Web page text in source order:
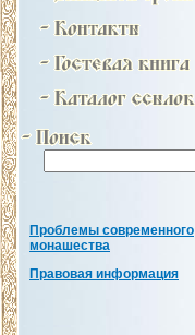
Проблемы современного
монашества
Правовая информация